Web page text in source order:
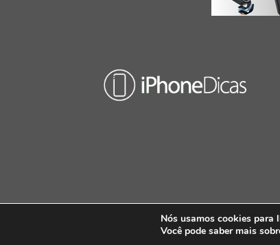
Nós usamos cookies para
Você pode saber mais